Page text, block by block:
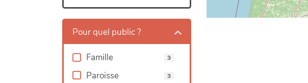
Pour quel public ?
Famille 3
Paroisse 3